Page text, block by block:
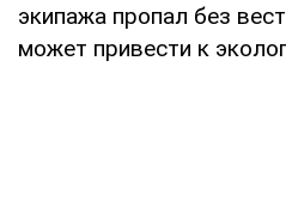
экипажа пропал без
может привести к